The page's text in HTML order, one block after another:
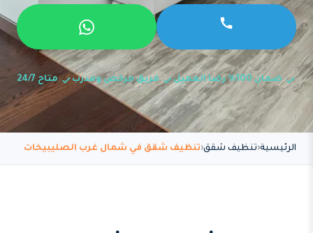
ضمان 100% رضا العميل فريق مرخص ومدرب متاح 24/7
الرئيسية تنظيف شقق تنظيف شقق في شمال غرب الصليبيخات